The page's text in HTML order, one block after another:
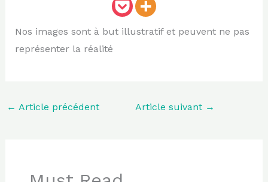
Nos images sont à but illustratif et peuvent ne pas
représenter la réalité
← Article précédent Article suivant →